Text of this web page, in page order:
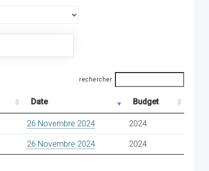
rechercher
Date Budget
26 Novembre 2024 2024
26 Novembre 2024 2024